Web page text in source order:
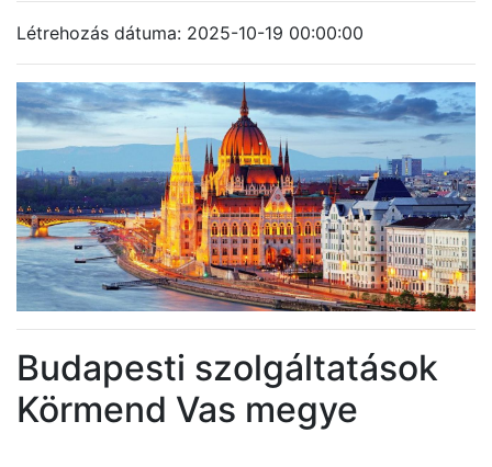
Létrehozás dátuma: 2025-10-19 00:00:00
Budapesti szolgáltatások
Körmend Vas megye